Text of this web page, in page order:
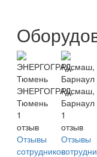
ЭНЕРГОГРАД,
Тюмень
1
отзыв
Отзывы
сотрудников
Русмаш,
Барнаул
1
отзыв
Отзывы